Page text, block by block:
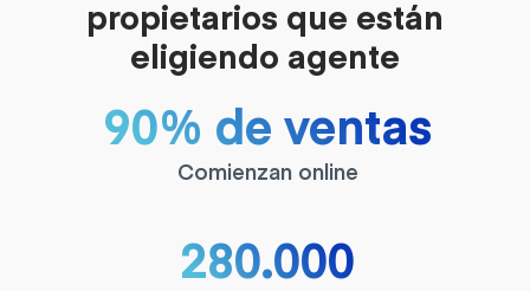
propietarios que están
eligiendo agente
90% de ventas
Comienzan online
280.000